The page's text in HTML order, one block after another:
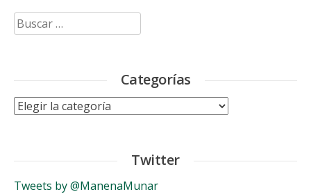
Buscar:
Categorías
Categorías
Twitter
Tweets by @ManenaMunar